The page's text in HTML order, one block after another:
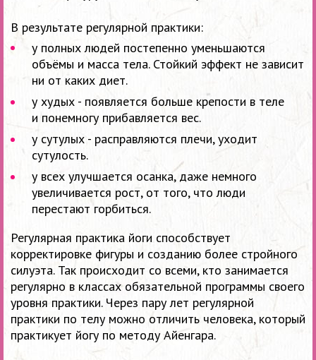
В результате регулярной практики:
у полных людей постепенно уменьшаются
объёмы и масса тела. Стойкий эффект не зависит
ни от каких диет.
у худых - появляется больше крепости в теле
и понемногу прибавляется вес.
у сутулых - расправляются плечи, уходит
сутулость.
у всех улучшается осанка, даже немного
увеличивается рост, от того, что люди
перестают горбиться.
Регулярная практика йоги способствует
корректировке фигуры и созданию более стройного
силуэта. Так происходит со всеми, кто занимается
регулярно в классах обязательной программы своего
уровня практики. Через пару лет регулярной
практики по телу можно отличить человека, который
практикует йогу по методу Айенгара.